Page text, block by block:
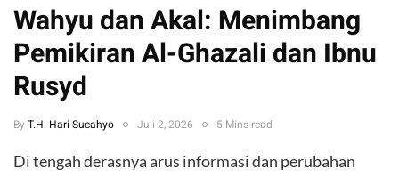
Wahyu dan Akal: Menimbang
Pemikiran Al-Ghazali dan Ibnu
Rusyd
By T.H. Hari Sucahyo Juli 2, 2026 5 Mins read
​Di tengah derasnya arus informasi dan perubahan